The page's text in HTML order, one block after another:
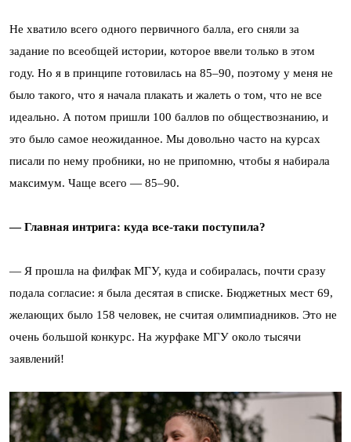
Не хватило всего одного первичного балла, его сняли за
задание по всеобщей истории, которое ввели только в этом
году. Но я в принципе готовилась на 85–90, поэтому у меня не
было такого, что я начала плакать и жалеть о том, что не все
идеально. А потом пришли 100 баллов по обществознанию, и
это было самое неожиданное. Мы довольно часто на курсах
писали по нему пробники, но не припомню, чтобы я набирала
максимум. Чаще всего — 85–90.
— Главная интрига: куда все-таки поступила?
— Я прошла на филфак МГУ, куда и собиралась, почти сразу
подала согласие: я была десятая в списке. Бюджетных мест 69,
желающих было 158 человек, не считая олимпиадников. Это не
очень большой конкурс. На журфаке МГУ около тысячи
заявлений!